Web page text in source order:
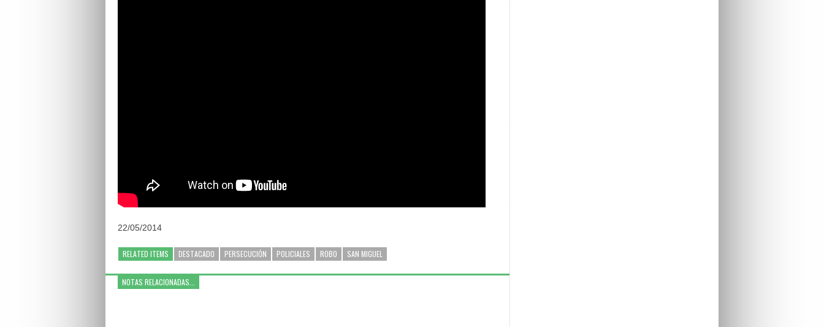
22/05/2014
RELATED ITEMS DESTACADO PERSECUCIÓN POLICIALES ROBO SAN MIGUEL
NOTAS RELACIONADAS...